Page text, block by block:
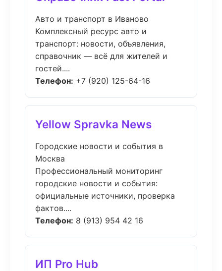
Авто и транспорт в Иваново
Комплексный ресурс авто и
транспорт: новости, объявления,
справочник — всё для жителей и
гостей....
Телефон: +7 (920) 125-64-16
Yellow Spravka News
Городские новости и события в
Москва
Профессиональный мониторинг
городские новости и события:
официальные источники, проверка
фактов....
Телефон: 8 (913) 954 42 16
ИП Pro Hub